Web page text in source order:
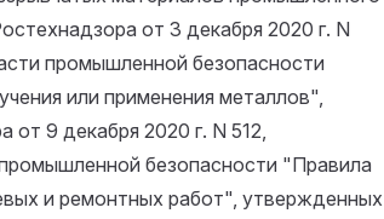
от 3 декабря 2020 г. N
промышленной безопасности
или применения металлов",
9 декабря 2020 г. N 512,
безопасности "Правила
и ремонтных работ", утвержденных